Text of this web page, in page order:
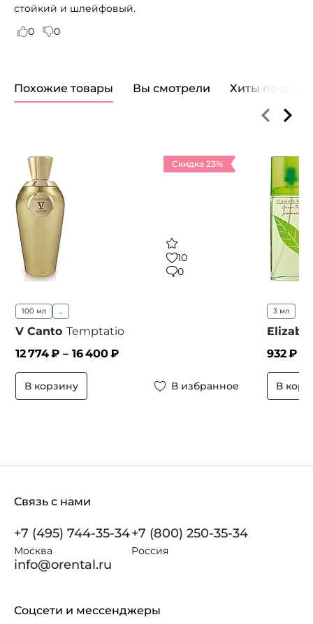
стойкий и шлейфовый.
0
0
Похожие товары Вы смотрели Хиты продаж
Скидка 23%
10
0
100 мл
V Canto Temptatio
12 774₽ – 16 400₽
В корзину В избранное
3 мл
932₽
В
Связь с нами
+7 (495) 744-35-34
Москва
+7 (800) 250-35-34
Россия
info@orental.ru
Соцсети и мессенджеры